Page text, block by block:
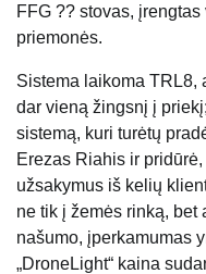
FFG ?? stovas,
priemonės.
Sistema laikoma TRL8,
dar vieną žingsnį į
sistemą, kuri turėtų
Erezas Riahis ir
užsakymus iš kelių
ne tik į žemės rinką,
našumo, įperkamumas
„DroneLight“ kaina